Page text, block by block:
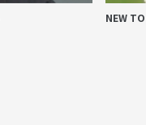
NEW